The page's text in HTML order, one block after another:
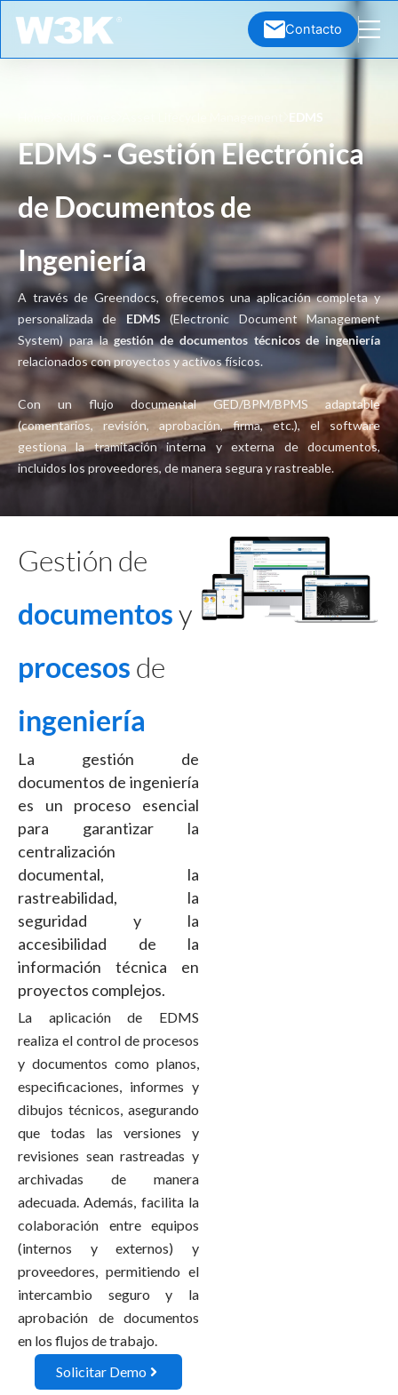
para
Contacto
EDMS
EDMS - Gestión Electrónica
de Documentos de
Ingeniería
A través de Greendocs, ofrecemos una aplicación completa y
personalizada de EDMS (Electronic Document Management
System) para lagestión de documentos técnicos de ingeniería
relacionados con proyectos y activos físicos.
Con un flujo documental GED/BPM/BPMS adaptable
(comentarios, revisión, aprobación, firma, etc.), el software
gestiona la tramitación interna y externa de documentos,
incluidos los proveedores, de manera segura y rastreable.
Gestión de
documentosy
procesos de
ingeniería
La gestión de
documentos de ingeniería
es un proceso esencial
para garantizar la
centralización
documental, la
rastreabilidad, la
seguridad y la
accesibilidad de la
información técnica en
proyectos complejos.
La aplicación de EDMS
realiza el control de procesos
y documentos como planos,
especificaciones, informes y
dibujos técnicos, asegurando
que todas las versiones y
revisiones sean rastreadas y
archivadas de manera
adecuada. Además, facilita la
colaboración entre equipos
(internos y externos) y
proveedores, permitiendo el
intercambio seguro y la
aprobación de documentos
en los flujos de trabajo.
Solicitar Demo